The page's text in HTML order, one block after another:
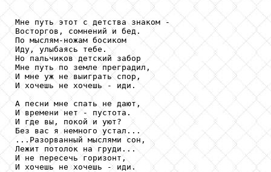
Мне путь этот с детства знаком -
Восторгов, сомнений и бед.
По мыслям-ножам босиком
Иду, улыбаясь тебе.
Но пальчиков детский забор
Мне путь по земле преградил,
И мне уж не выиграть спор,
И хочешь не хочешь - иди.
А песни мне спать не дают,
И времени нет - пустота.
И где вы, покой и уют?
Без вас я немного устал...
...Разорванный мыслями сон,
Лежит потолок на груди...
И не пересечь горизонт,
И хочешь не хочешь - иди.